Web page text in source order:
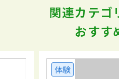
関連カテゴ
おすす
体験